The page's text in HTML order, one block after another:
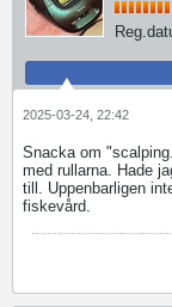
2025-03-24, 22:42
Snacka om
med rullarna. Hade
till. Uppenbarligen
fiskevård.